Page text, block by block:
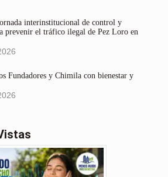
interinstitucional de control y
prevenir el tráfico ilegal de Pez Loro en
Fundadores y Chimila con bienestar y